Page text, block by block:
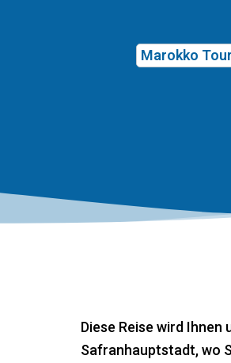
Marokko
Diese Reise wird
Safranhauptstadt, wo